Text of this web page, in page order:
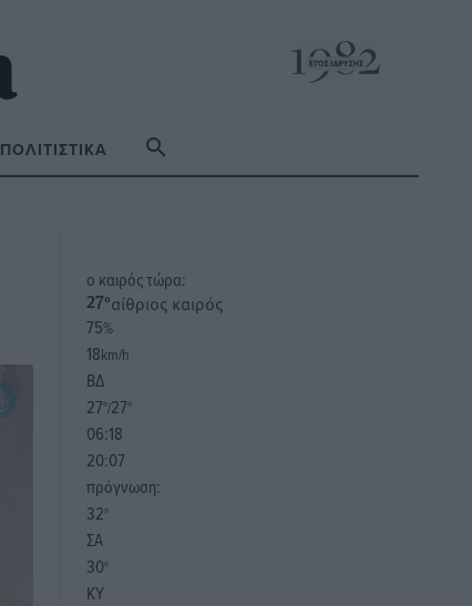
ΠΟΛΙΤΙΣΤΙΚΆ
o καιρός τώρα:
27°αίθριος καιρός
75%
18km/h
ΒΔ
27°/27°
06:18
20:07
πρόγνωση:
32°
ΣΑ
30°
ΚΥ